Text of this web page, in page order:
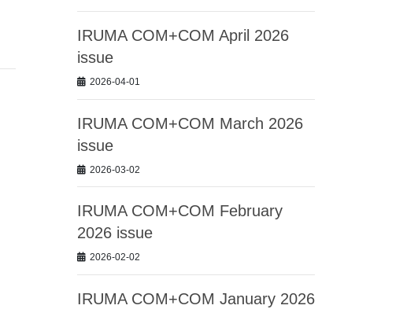
IRUMA COM+COM April 2026
issue
2026-04-01
IRUMA COM+COM March 2026
issue
2026-03-02
IRUMA COM+COM February
2026 issue
2026-02-02
IRUMA COM+COM January 2026